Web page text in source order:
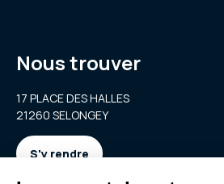
Nous trouver
17 PLACE DES HALLES
21260 SELONGEY
S'y rendre